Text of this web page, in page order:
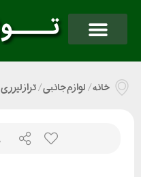
خانه/لوازم جانبی/تراز لیزری